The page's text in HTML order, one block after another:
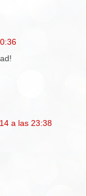
a las 23:38